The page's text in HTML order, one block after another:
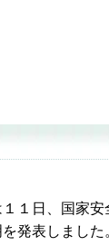
１日、国家安
発表しました